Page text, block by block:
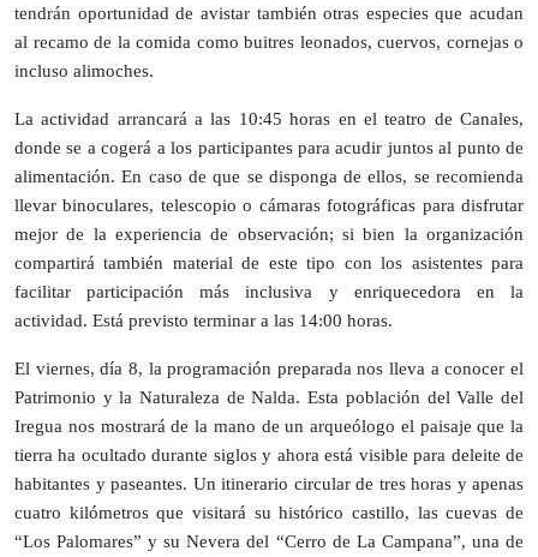
tendrán oportunidad de avistar también otras especies que acudan
al recamo de la comida como buitres leonados, cuervos, cornejas o
incluso alimoches.
La actividad arrancará a las 10:45 horas en el teatro de Canales,
donde se a cogerá a los participantes para acudir juntos al punto de
alimentación. En caso de que se disponga de ellos, se recomienda
llevar binoculares, telescopio o cámaras fotográficas para disfrutar
mejor de la experiencia de observación; si bien la organización
compartirá también material de este tipo con los asistentes para
facilitar participación más inclusiva y enriquecedora en la
actividad. Está previsto terminar a las 14:00 horas.
El viernes, día 8, la programación preparada nos lleva a conocer el
Patrimonio y la Naturaleza de Nalda. Esta población del Valle del
Iregua nos mostrará de la mano de un arqueólogo el paisaje que la
tierra ha ocultado durante siglos y ahora está visible para deleite de
habitantes y paseantes. Un itinerario circular de tres horas y apenas
cuatro kilómetros que visitará su histórico castillo, las cuevas de
“Los Palomares” y su Nevera del “Cerro de La Campana”, una de